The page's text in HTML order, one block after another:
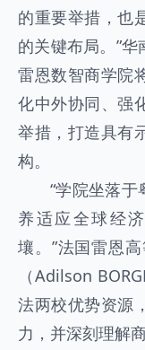
的重要举措，也
的关键布局。”华
雷恩数智商学院
化中外协同、强
举措，打造具有
构。
“学院坐落
养适应全球经
壤。”法国雷恩
（Adilson
法两校优势资源
力，并深刻理解